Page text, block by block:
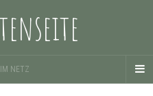
NETZ